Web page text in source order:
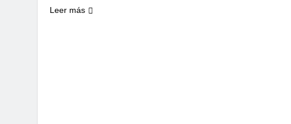
Leer más